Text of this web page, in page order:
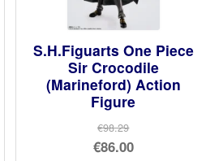
S.H.Figuarts One Piece
Sir Crocodile
(Marineford) Action
Figure
€98.29
Le
€86.00